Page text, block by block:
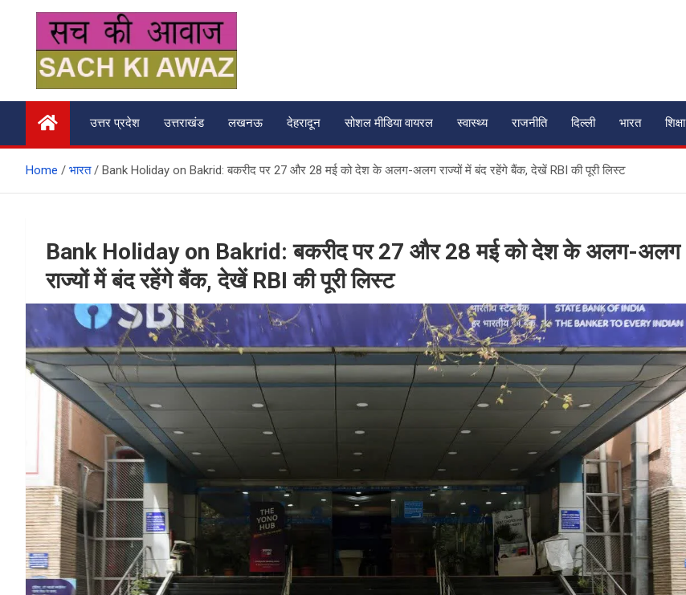
content
सच की आवाज
उत्तर प्रदेश उत्तराखंड लखनऊ देहरादून सोशल मीडिया वायरल स्वास्थ्य राजनीति दिल्ली भारत शिक्षा
Home भारत Bank Holiday on Bakrid: बकरीद पर 27 और 28 मई को देश के अलग-अलग राज्यों में बंद रहेंगे बैंक, देखें RBI की पूरी लिस्ट
Bank Holiday on Bakrid: बकरीद पर 27 और 28 मई को देश के अलग-अलग
राज्यों में बंद रहेंगे बैंक, देखें RBI की पूरी लिस्ट